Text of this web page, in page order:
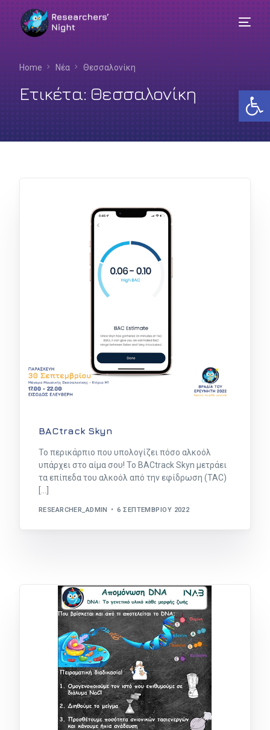
Home Νέα Θεσσαλονίκη
Ετικέτα: Θεσσαλονίκη
BACtrack Skyn
Το περικάρπιο που υπολογίζει πόσο αλκοόλ
υπάρχει στο αίμα σου! Το BACtrack Skyn μετράει
τα επίπεδα του αλκοόλ από την εφίδρωση (TAC)
RESEARCHER_ADMIN 6 ΣΕΠΤΕΜΒΡΊΟΥ 2022